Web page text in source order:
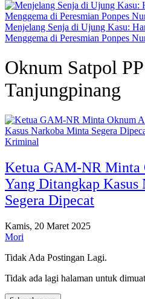
Menjelang Senja di Ujung Kasu:
Menggema di Peresmian Ponpes
Oknum Satpol
Tanjungpinang
Kriminal
Ketua GAM-NR Minta
Yang Ditangkap Kasus
Segera Dipecat
Kamis, 20 Maret 2025
Mori
Tidak Ada Postingan Lagi.
Tidak ada lagi halaman untuk